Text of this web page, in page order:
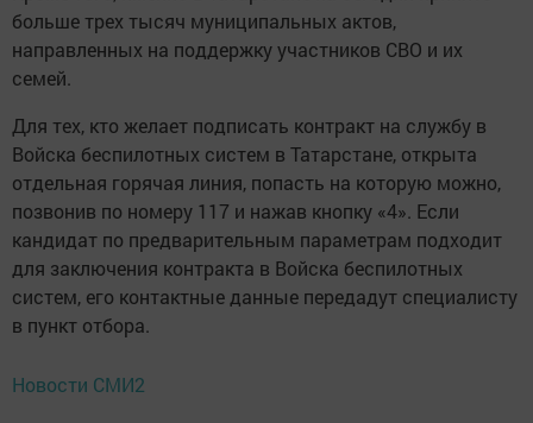
больше трех тысяч муниципальных актов,
направленных на поддержку участников СВО и их
семей.
Для тех, кто желает подписать контракт на службу в
Войска беспилотных систем в Татарстане, открыта
отдельная горячая линия, попасть на которую можно,
позвонив по номеру 117 и нажав кнопку «4». Если
кандидат по предварительным параметрам подходит
для заключения контракта в Войска беспилотных
систем, его контактные данные передадут специалисту
в пункт отбора.
Новости СМИ2